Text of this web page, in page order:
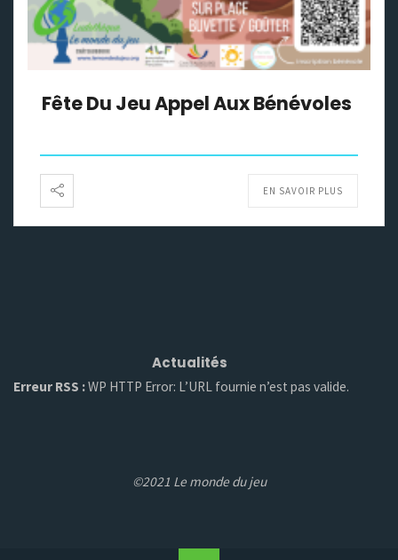
Fête Du Jeu Appel Aux Bénévoles
EN SAVOIR PLUS
Actualités
Erreur RSS :WP HTTP Error: L’URL fournie n’est pas valide.
©2021 Le monde du jeu